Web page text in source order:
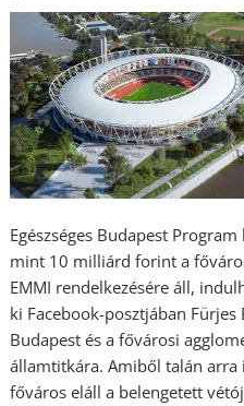
Egészséges Budapest
mint 10 milliárd forint a
EMMI rendelkezésére áll,
ki Facebook-posztjában
Budapest és a fővárosi
államtitkára. Amiből talán arra
főváros eláll a belengetett